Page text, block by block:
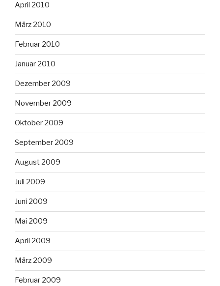
April 2010
März 2010
Februar 2010
Januar 2010
Dezember 2009
November 2009
Oktober 2009
September 2009
August 2009
Juli 2009
Juni 2009
Mai 2009
April 2009
März 2009
Februar 2009